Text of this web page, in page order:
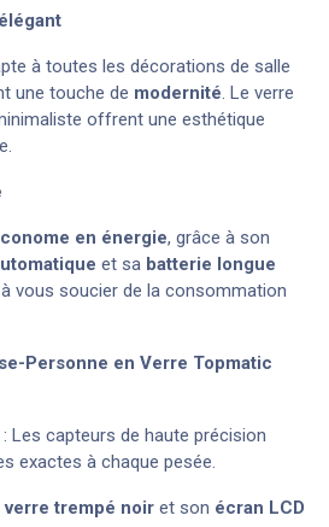
à toutes les décorations de salle
une touche de modernité. Le verre
offrent une esthétique
en énergie, grâce à son
et sa batterie longue
à vous soucier de la consommation
Personne en Verre Topmatic
: Les capteurs de haute précision
exactes à chaque pesée.
verre trempé noir et son écran LCD